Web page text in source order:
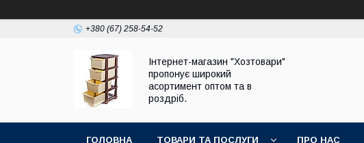
+380 (67) 258-54-52
Інтернет-магазин "Хозтовари"
пропонує широкий
асортимент оптом та в
роздріб.
ГОЛОВНА ТОВАРИ ТА ПОСЛУГИ ПРО НАС